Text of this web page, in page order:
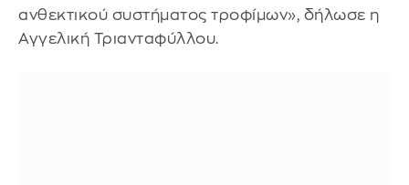
ανθεκτικού συστήματος τροφίμων», δήλωσε η
Αγγελική Τριανταφύλλου.